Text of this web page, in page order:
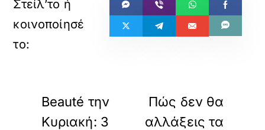
Beauté την
Κυριακή: 3
Πώς δεν θα
αλλάξεις τα